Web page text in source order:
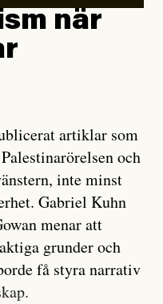
när
artiklar som
och
inte minst
Gabriel Kuhn
menar att
grunder och
få styra narrativ